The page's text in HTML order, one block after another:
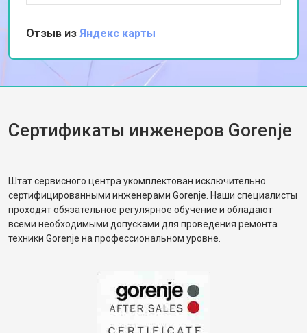
Замена П-образного уплотнителя
Замена нижнего уплотнителя
Замена заливного шланга от 850 ₽ Заказать
изношенный насос. Я впечатлена их
профессионализмом и оперативностью.
Спасибо за качественный ремонт!
Отзыв из Яндекс карты
Сертификаты инженеров Gorenje
Штат сервисного центра укомплектован исключительно
сертифицированными инженерами Gorenje. Наши специалисты
проходят обязательное регулярное обучение и обладают
всеми необходимыми допусками для проведения ремонта
техники Gorenje на профессиональном уровне.